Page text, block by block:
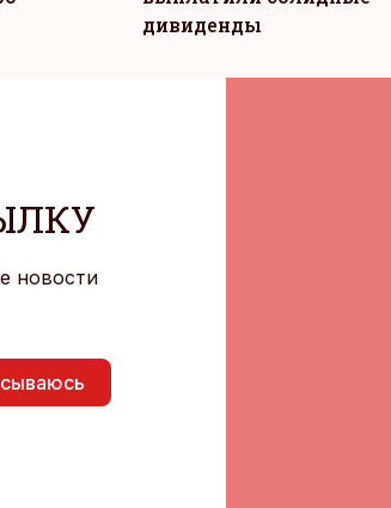
дивиденды
новости